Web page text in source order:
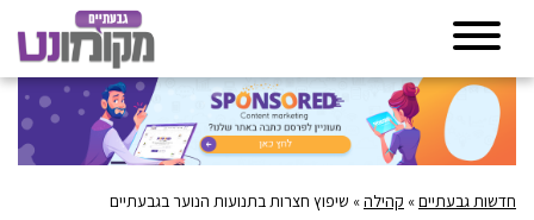
חדשות גבעתיים» קהילה» שיפוץ חצרות בתנועות הנוער בגבעתיים